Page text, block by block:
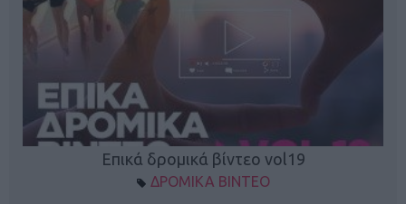
Επικά δρομικά βίντεο vol19
ΔΡΟΜΙΚΑ ΒΙΝΤΕΟ